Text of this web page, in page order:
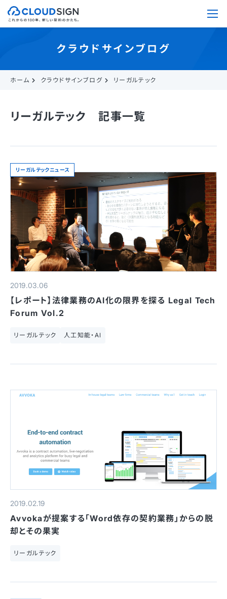
クラウドサインブログ
ホーム クラウドサインブログ リーガルテック
リーガルテック 記事一覧
リーガルテックニュース
2019.03.06
【レポート】法律業務のAI化の限界を探る Legal Tech
Forum Vol.2
リーガルテック 人工知能・AI
2019.02.19
Avvokaが提案する「Word依存の契約業務」からの脱
却とその果実
リーガルテック